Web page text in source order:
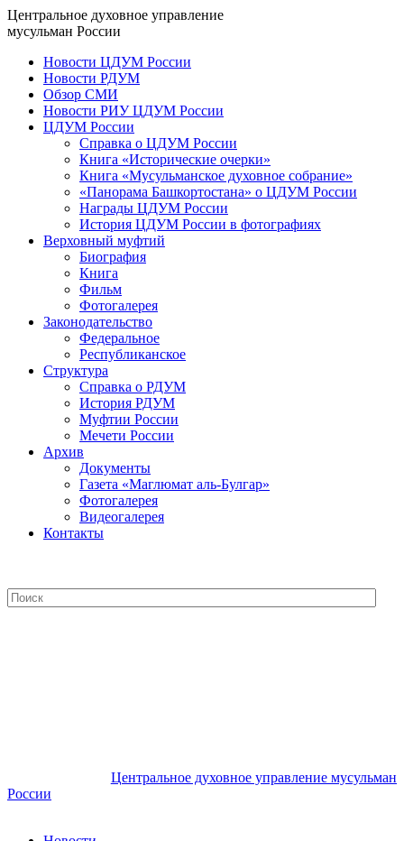
Центральное духовное управление
мусульман России
Новости ЦДУМ России
Новости РДУМ
Обзор СМИ
Новости РИУ ЦДУМ России
ЦДУМ России
Справка о ЦДУМ России
Книга «Исторические очерки»
Книга «Мусульманское духовное собрание»
«Панорама Башкортостана» о ЦДУМ России
Награды ЦДУМ России
История ЦДУМ России в фотографиях
Верховный муфтий
Биография
Книга
Фильм
Фотогалерея
Законодательство
Федеральное
Республиканское
Структура
Справка о РДУМ
История РДУМ
Муфтии России
Мечети России
Архив
Документы
Газета «Маглюмат аль-Булгар»
Фотогалерея
Видеогалерея
Контакты
Центральное духовное управление мусульман
России